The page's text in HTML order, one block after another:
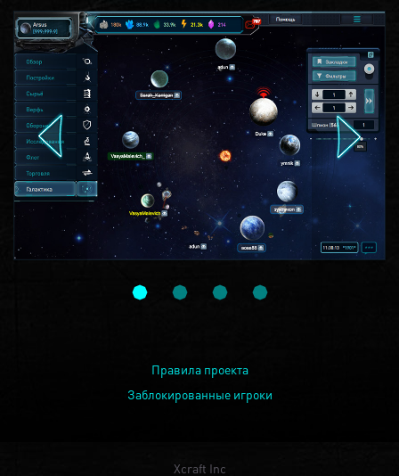
Правила проекта
Заблокированные игроки
Xcraft Inc